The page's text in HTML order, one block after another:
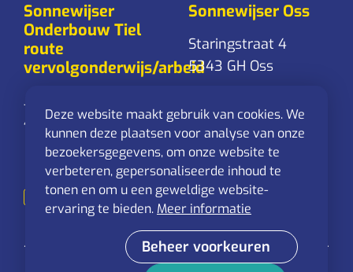
Deze website maakt gebruik van cookies. We
kunnen deze plaatsen voor analyse van onze
bezoekersgegevens, om onze website te
verbeteren, gepersonaliseerde inhoud te
tonen en om u een geweldige website-
ervaring te bieden. Meer informatie
Beheer voorkeuren
Sonnewijser
Onderbouw Tiel
route
vervolgonderwijs/arbeid
Jacob Cremerstraat 1
4001 XM Tiel
0344-627 042
Stuur een
mail
Sonnewijser Oss
Staringstraat 4
5343 GH Oss
0412-626 300
Stuur een
mail